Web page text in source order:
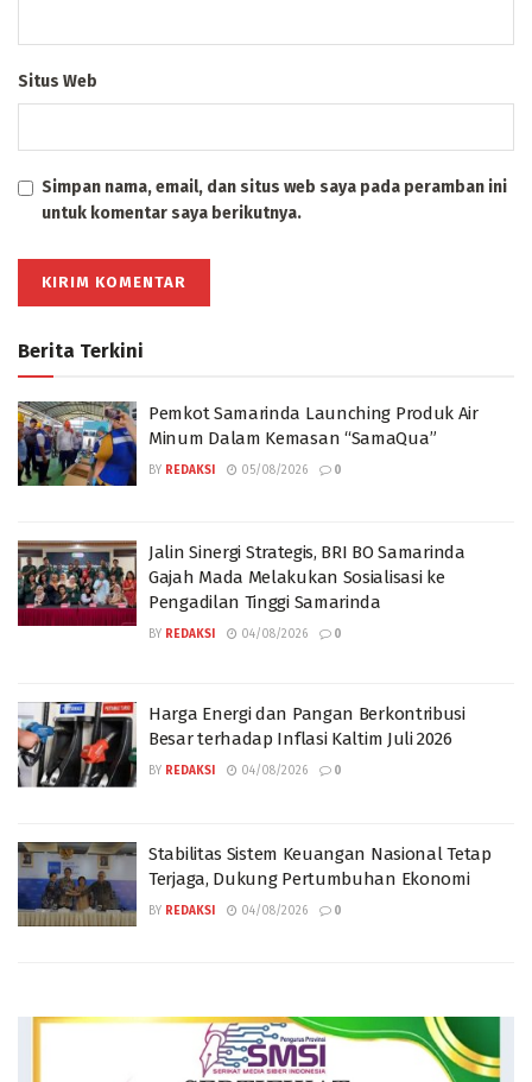
Situs Web
Simpan nama, email, dan situs web saya pada peramban ini
untuk komentar saya berikutnya.
Berita Terkini
Pemkot Samarinda Launching Produk Air
Minum Dalam Kemasan “SamaQua”
BY REDAKSI 05/08/2026 0
Jalin Sinergi Strategis, BRI BO Samarinda
Gajah Mada Melakukan Sosialisasi ke
Pengadilan Tinggi Samarinda
BY REDAKSI 04/08/2026 0
Harga Energi dan Pangan Berkontribusi
Besar terhadap Inflasi Kaltim Juli 2026
BY REDAKSI 04/08/2026 0
Stabilitas Sistem Keuangan Nasional Tetap
Terjaga, Dukung Pertumbuhan Ekonomi
BY REDAKSI 04/08/2026 0